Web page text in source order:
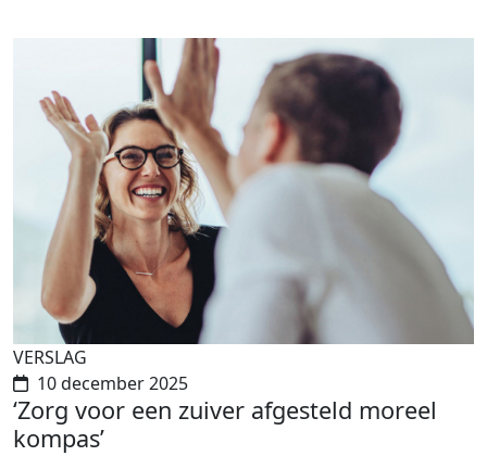
VERSLAG
10 december 2025
‘Zorg voor een zuiver afgesteld moreel
kompas’